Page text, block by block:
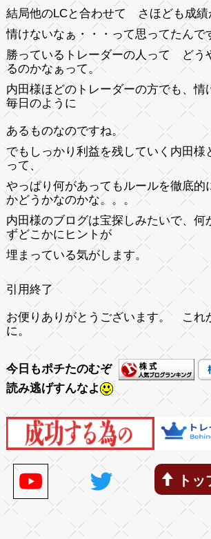
結局他のLCと合わせて さほども成績
情けないなぁ・・・って思ってたんで
勝っているトレーダーの人って どう
るのかなぁって。
内田様ほどのトレーダーの方でも、情
毎日のように
あるものなのですね。
でもしっかり利益を残していく内田様
って、
やっぱり何があってもルールを徹底的
かどうかなのかな。。。
内田様のブログは宝探しみたいで、 何
ずどこかにヒントが
埋まっている気がします。
引用終了
お便りありがとうございます。 これ
に。
今日もポチたのむぞ
読み逃げすんなよ
トッ